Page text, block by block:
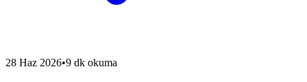
28 Haz 2026•9 dk okuma